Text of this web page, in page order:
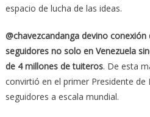
espacio de lucha de las ideas.
@chavezcandanga devino
seguidores no solo en Venezuela
de 4 millones de tuiteros. De esta
convirtió en el primer Presidente
seguidores a escala mundial.